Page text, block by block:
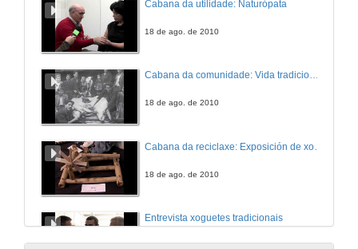
Cabana da utilidade: Naturópata
18 de ago. de 2010
Cabana da comunidade: Vida tradicional galega en comunidade
18 de ago. de 2010
18 de ago. de 2010
Entrevista xoguetes tradicionais
18 de ago. de 2010